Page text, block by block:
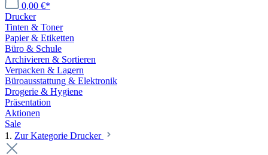
0,00 €*
Drucker
Tinten & Toner
Papier & Etiketten
Büro & Schule
Archivieren & Sortieren
Verpacken & Lagern
Büroausstattung & Elektronik
Drogerie & Hygiene
Präsentation
Aktionen
Sale
1. Zur Kategorie Drucker